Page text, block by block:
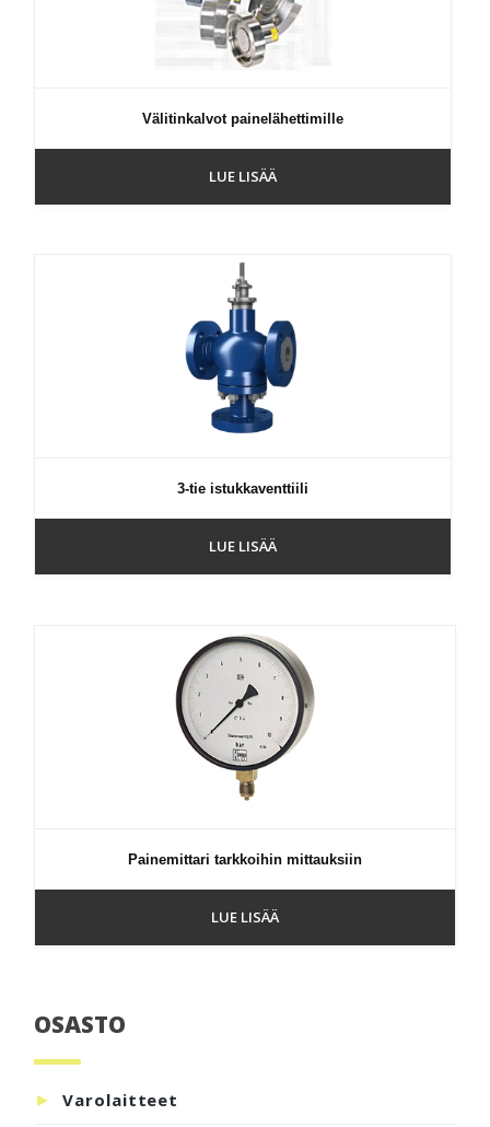
Välitinkalvot painelähettimille
LUE LISÄÄ
3-tie istukkaventtiili
LUE LISÄÄ
Painemittari tarkkoihin mittauksiin
LUE LISÄÄ
Ensisijainen
sivupalkki
OSASTO
Varolaitteet